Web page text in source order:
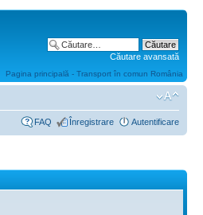
Căutare avansată
Pagina principală - Transport în comun România
FAQ Înregistrare Autentificare